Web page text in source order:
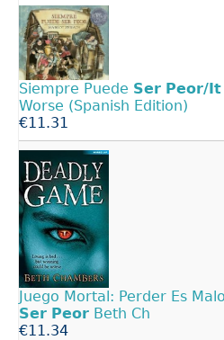
Siempre Puede Ser Peor/It
Worse (Spanish Edition)
€11.31
Juego Mortal: Perder Es
Ser Peor Beth Ch
€11.34